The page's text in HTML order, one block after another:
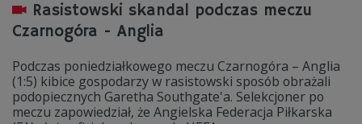
Rasistowski skandal podczas meczu
Czarnogóra - Anglia
Podczas poniedziałkowego meczu Czarnogóra – Anglia
(1:5) kibice gospodarzy w rasistowski sposób obrażali
podopiecznych Garetha Southgate'a. Selekcjoner po
meczu zapowiedział, że Angielska Federacja Piłkarska